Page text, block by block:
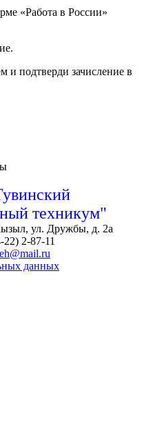
«Работа в России»
и подтверди зачисление в
техникум"
ул. Дружбы, д. 2а
2-87-11
данных